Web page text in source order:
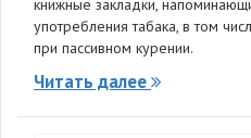
книжные закладки,
употребления табака, в том
при пассивном курении.
Читать далее